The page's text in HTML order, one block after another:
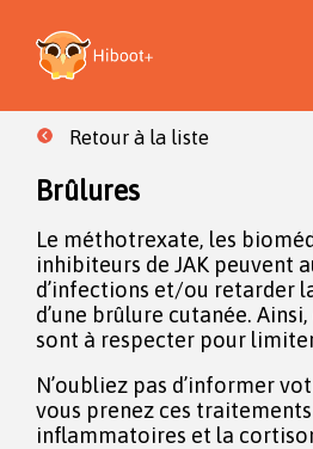
Retour à la liste
Brûlures
Le méthotrexate, les
inhibiteurs de JAK peuvent
d’infections et/ou retarder
d’une brûlure cutanée.
sont à respecter pour
N’oubliez pas d’informer
vous prenez ces
inflammatoires et la